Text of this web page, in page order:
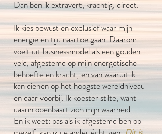
Dan ben ik extravert, krachtig, direct.
Ik kies bewust en exclusief waar mijn
energie en tijd naartoe gaan. Daarom
voelt dit businessmodel als een gouden
veld, afgestemd op mijn energetische
behoefte en kracht, en van waaruit ik
kan dienen op het hoogste wereldniveau
en daar voorbij. Ik koester stilte, want
daarin openbaart zich mijn waarheid.
En ik weet: pas als ik afgestemd ben op